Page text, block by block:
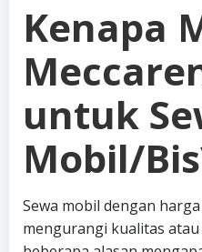
Kenapa
untuk
Mobil/
Sewa mobil dengan
mengurangi kualitas